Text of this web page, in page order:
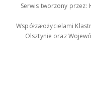
Serwis tworzony przez:
Współzałożycielami
Olsztynie oraz